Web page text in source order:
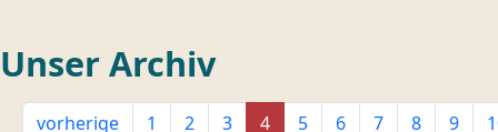
Unser Archiv
vorherige 1 2 3 4 5 6 7 8 9